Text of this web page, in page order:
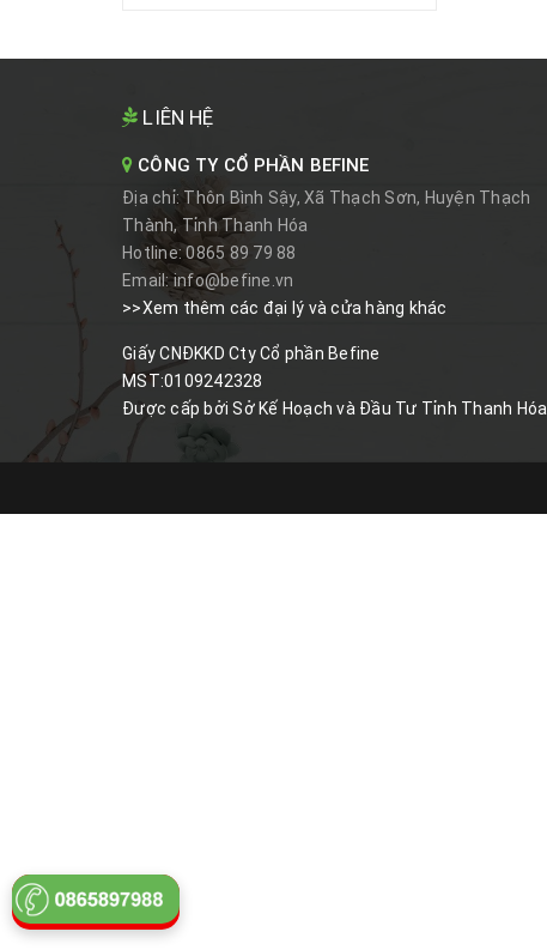
LIÊN HỆ
CÔNG TY CỔ PHẦN BEFINE
Địa chỉ: Thôn Bình Sậy, Xã Thạch Sơn, Huyện Thạch
Thành, Tỉnh Thanh Hóa
Hotline: 0865 89 79 88
Email: info@befine.vn
>>Xem thêm các đại lý và cửa hàng khác
Giấy CNĐKKD Cty Cổ phần Befine
MST:0109242328
Được cấp bởi Sở Kế Hoạch và Đầu Tư Tỉnh Thanh Hóa